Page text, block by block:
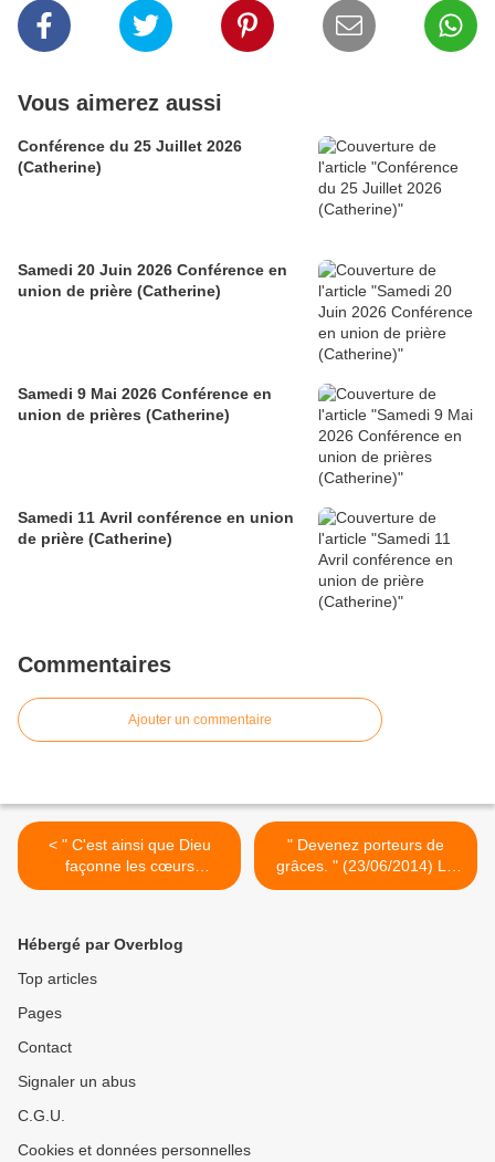
Vous aimerez aussi
Conférence du 25 Juillet 2026
(Catherine)
Samedi 20 Juin 2026 Conférence en
union de prière (Catherine)
Samedi 9 Mai 2026 Conférence en
union de prières (Catherine)
Samedi 11 Avril conférence en union
de prière (Catherine)
Commentaires
Ajouter un commentaire
< " C'est ainsi que Dieu
façonne les cœurs
d'enfants." (26/05/2014) La
" Devenez porteurs de
grâces. " (23/06/2014) La
Vierge Marie >
Hébergé par Overblog
Top articles
Pages
Contact
Signaler un abus
C.G.U.
Cookies et données personnelles